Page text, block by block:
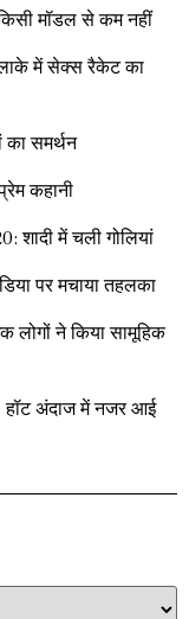
मॉडल से कम नहीं
में सेक्स रैकेट का
समर्थन
कहानी
शादी में चली गोलियां
पर मचाया तहलका
ने किया सामूहिक
अंदाज में नजर आई